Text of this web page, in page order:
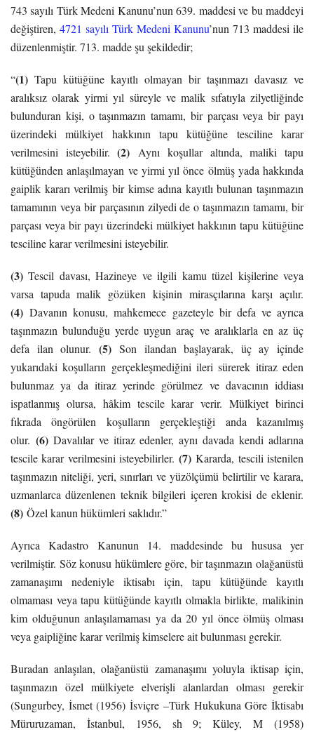
743 sayılı Türk Medeni Kanunu’nun 639. maddesi ve bu maddeyi
değiştiren, 4721 sayılı Türk Medeni Kanunu’nun 713 maddesi ile
düzenlenmiştir. 713. madde şu şekildedir;
“(1) Tapu kütüğüne kayıtlı olmayan bir taşınmazı davasız ve
aralıksız olarak yirmi yıl süreyle ve malik sıfatıyla zilyetliğinde
bulunduran kişi, o taşınmazın tamamı, bir parçası veya bir payı
üzerindeki mülkiyet hakkının tapu kütüğüne tesciline karar
verilmesini isteyebilir.(2) Aynı koşullar altında, maliki tapu
kütüğünden anlaşılmayan ve yirmi yıl önce ölmüş yada hakkında
gaiplik kararı verilmiş bir kimse adına kayıtlı bulunan taşınmazın
tamamının veya bir parçasının zilyedi de o taşınmazın tamamı, bir
parçası veya bir payı üzerindeki mülkiyet hakkının tapu kütüğüne
tesciline karar verilmesini isteyebilir.
(3) Tescil davası, Hazineye ve ilgili kamu tüzel kişilerine veya
varsa tapuda malik gözüken kişinin mirasçılarına karşı açılır.
(4)Davanın konusu, mahkemece gazeteyle bir defa ve ayrıca
taşınmazın bulunduğu yerde uygun araç ve aralıklarla en az üç
defa ilan olunur. (5)Son ilandan başlayarak, üç ay içinde
yukarıdaki koşulların gerçekleşmediğini ileri sürerek itiraz eden
bulunmaz ya da itiraz yerinde görülmez ve davacının iddiası
ispatlanmış olursa, hâkim tescile karar verir. Mülkiyet birinci
fıkrada öngörülen koşulların gerçekleştiği anda kazanılmış
olur. (6)Davalılar ve itiraz edenler, aynı davada kendi adlarına
tescile karar verilmesini isteyebilirler. (7)Kararda, tescili istenilen
taşınmazın niteliği, yeri, sınırları ve yüzölçümü belirtilir ve karara,
uzmanlarca düzenlenen teknik bilgileri içeren krokisi de eklenir.
(8) Özel kanun hükümleri saklıdır.”
Ayrıca Kadastro Kanunun 14. maddesinde bu hususa yer
verilmiştir. Söz konusu hükümlere göre, bir taşınmazın olağanüstü
zamanaşımı nedeniyle iktisabı için, tapu kütüğünde kayıtlı
olmaması veya tapu kütüğünde kayıtlı olmakla birlikte, malikinin
kim olduğunun anlaşılamaması ya da 20 yıl önce ölmüş olması
veya gaipliğine karar verilmiş kimselere ait bulunması gerekir.
Buradan anlaşılan, olağanüstü zamanaşımı yoluyla iktisap için,
taşınmazın özel mülkiyete elverişli alanlardan olması gerekir
(Sungurbey, İsmet (1956) İsviçre –Türk Hukukuna Göre İktisabı
Müruruzaman, İstanbul, 1956, sh 9; Küley, M (1958)